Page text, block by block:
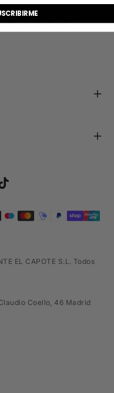
EL CAPOTE S.L. Todos
Coello, 46 Madrid